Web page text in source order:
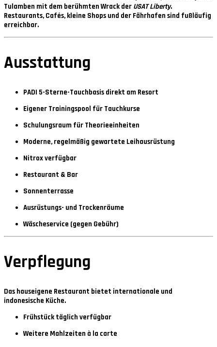
Tulamben mit dem berühmten Wrack der USAT Liberty.
Restaurants, Cafés, kleine Shops und der Fährhafen sind fußläufig
erreichbar.
Ausstattung
PADI 5-Sterne-Tauchbasis direkt am Resort
Eigener Trainingspool für Tauchkurse
Schulungsraum für Theorieeinheiten
Moderne, regelmäßig gewartete Leihausrüstung
Nitrox verfügbar
Restaurant & Bar
Sonnenterrasse
Ausrüstungs- und Trockenräume
Wäscheservice (gegen Gebühr)
Verpflegung
Das hauseigene Restaurant bietet internationale und
indonesische Küche.
Frühstück täglich verfügbar
Weitere Mahlzeiten à la carte